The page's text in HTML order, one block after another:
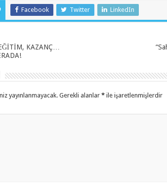
Facebook Twitter LinkedIn
KAZANÇ…
yayınlanmayacak. Gerekli alanlar *ile işaretlenmişlerdir